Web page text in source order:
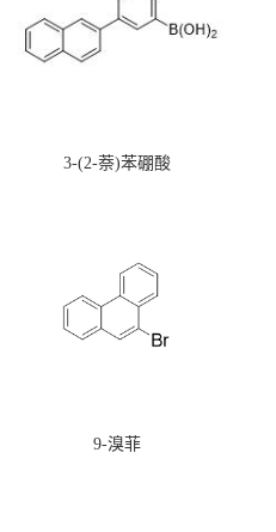
3-(2-萘)苯硼酸
9-溴菲